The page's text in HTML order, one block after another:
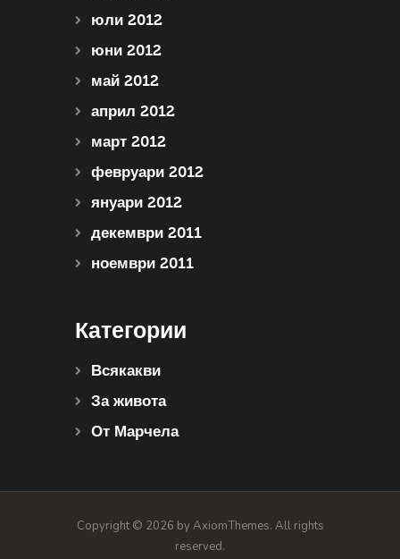
юли 2012
юни 2012
май 2012
април 2012
март 2012
февруари 2012
януари 2012
декември 2011
ноември 2011
Категории
Всякакви
За живота
От Марчела
Copyright © 2026 by AxiomThemes. All rights
reserved.